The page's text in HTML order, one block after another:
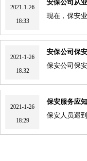
安保公司从
现在，保安
2021-1-26
18:33
安保公司保
保安公司保
2021-1-26
18:32
保安服务应
保安人员遇
2021-1-26
18:29